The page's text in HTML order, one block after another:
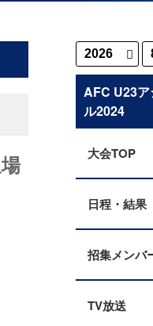
AFC U23
ル2024
大会TOP
日程・結果
招集メンバ
TV放送